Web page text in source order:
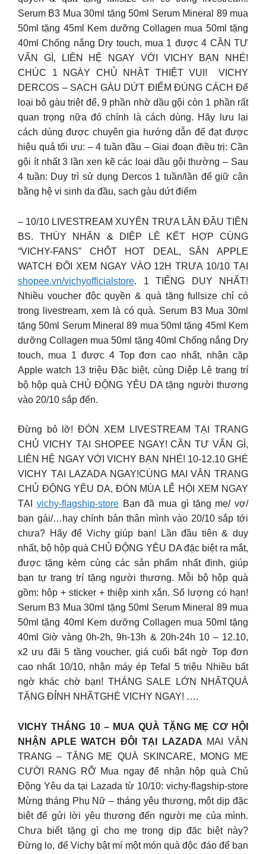
Serum B3 Mua 30ml tặng 50ml Serum Mineral 89 mua
50ml tặng 45ml Kem dưỡng Collagen mua 50ml tặng
40ml Chống nắng Dry touch, mua 1 được 4 CẦN TƯ
VẤN GÌ, LIÊN HỆ NGAY VỚI VICHY BẠN NHÉ!
CHÚC 1 NGÀY CHỦ NHẬT THIỆT VUI! ️ VICHY
DERCOS – SẠCH GÀU DỨT ĐIỂM ĐÚNG CÁCH Để
loại bỏ gàu triệt để, 9 phần nhờ dầu gội còn 1 phần rất
quan trọng nữa đó chính là cách dùng. Hãy lưu lại
cách dùng được chuyên gia hướng dẫn để đạt được
hiệu quả tối ưu: – 4 tuần đầu – Giai đoạn điều trị: Cần
gội ít nhất 3 lần xen kẽ các loại dầu gội thường – Sau
4 tuần: Duy trì sử dụng Dercos 1 tuần/lần để giữ cân
bằng hệ vi sinh da đầu, sạch gàu dứt điểm
– 10/10 LIVESTREAM XUYÊN TRƯA LẦN ĐẦU TIÊN
BS. THÙY NHÂN & DIỆP LÊ KẾT HỢP CÙNG
“VICHY-FANS” CHỐT HOT DEAL, SĂN APPLE
WATCH ĐÔI XEM NGAY VÀO 12H TRƯA 10/10 TẠI
shopee.vn/vichyofficialstore. 1 TIẾNG DUY NHẤT!
Nhiều voucher độc quyền & quà tặng fullsize chỉ có
trong livestream, xem là có quà. Serum B3 Mua 30ml
tặng 50ml Serum Mineral 89 mua 50ml tặng 45ml Kem
dưỡng Collagen mua 50ml tặng 40ml Chống nắng Dry
touch, mua 1 được 4 Top đơn cao nhất, nhận cặp
Apple watch 13 triệu Đặc biệt, cùng Diệp Lê trang trí
bộ hộp quà CHỦ ĐỘNG YÊU DA tặng người thương
vào 20/10 sắp đến.
Đừng bỏ lỡ! ĐÓN XEM LIVESTREAM TẠI TRANG
CHỦ VICHY TẠI SHOPEE NGAY! CẦN TƯ VẤN GÌ,
LIÊN HỆ NGAY VỚI VICHY BẠN NHÉ! 10-12.10 GHÉ
VICHY TẠI LAZADA NGAY!CÙNG MAI VÂN TRANG
CHỦ ĐỘNG YÊU DA, ĐÓN MÙA LỄ HỘI XEM NGAY
TẠI vichy-flagship-storeBạn đã mua gì tặng mẹ/ vợ/
bạn gái/…hay chính bản thân mình vào 20/10 sắp tới
chưa? Hãy để Vichy giúp bạn! Lần đầu tiên & duy
nhất, bộ hộp quà CHỦ ĐỘNG YÊU DA đặc biệt ra mắt,
được tặng kèm cùng các sản phẩm nhất định, giúp
bạn tự trang trí tặng người thương. Mỗi bộ hộp quà
gồm: hộp + sticker + thiệp xinh xắn. Số lượng có hạn!
Serum B3 Mua 30ml tặng 50ml Serum Mineral 89 mua
50ml tặng 40ml Kem dưỡng Collagen mua 50ml tặng
40ml Giờ vàng 0h-2h, 9h-13h & 20h-24h 10 – 12.10,
x2 ưu đãi 5 tầng voucher, giá cuối bất ngờ Top đơn
cao nhất 10/10, nhận máy ép Tefal 5 triệu Nhiều bất
ngờ khác chờ bạn! THÁNG SALE LỚN NHẤTQUÀ
TẶNG ĐỈNH NHẤTGHÉ VICHY NGAY! ….
VICHY THÁNG 10 – MUA QUÀ TẶNG MẸ CƠ HỘI
NHẬN APLE WATCH ĐÔI TẠI LAZADA MAI VÂN
TRANG – TẶNG MẸ QUÀ SKINCARE, MONG MẸ
CƯỜI RẠNG RỠ Mua ngay để nhận hộp quà Chủ
Động Yêu da tại Lazada từ 10/10: vichy-flagship-store
Mừng tháng Phụ Nữ – tháng yêu thương, một dịp đặc
biệt để gửi lời yêu thương đến người mẹ của mình.
Chưa biết tặng gì cho mẹ trong dịp đặc biệt này?
Đừng lo, để Vichy bật mí một món quà độc đáo để bạn